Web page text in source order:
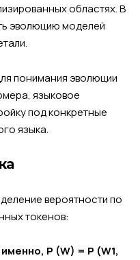
областях. В
эволюцию моделей
понимания эволюции
языковое
под конкретные
языка.
вероятности по
токенов:
P (W) = P (W1,